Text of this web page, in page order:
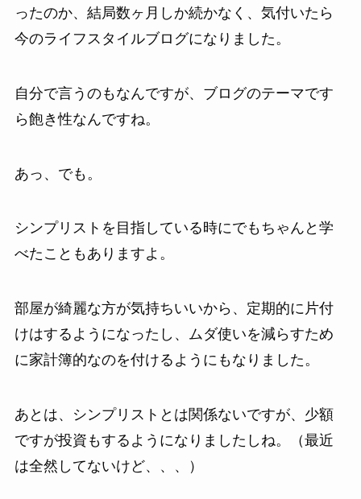
ったのか、結局数ヶ月しか続かなく、気付いたら
今のライフスタイルブログになりました。
自分で言うのもなんですが、ブログのテーマです
ら飽き性なんですね。
あっ、でも。
シンプリストを目指している時にでもちゃんと学
べたこともありますよ。
部屋が綺麗な方が気持ちいいから、定期的に片付
けはするようになったし、ムダ使いを減らすため
に家計簿的なのを付けるようにもなりました。
あとは、シンプリストとは関係ないですが、少額
ですが投資もするようになりましたしね。（最近
は全然してないけど、、、）